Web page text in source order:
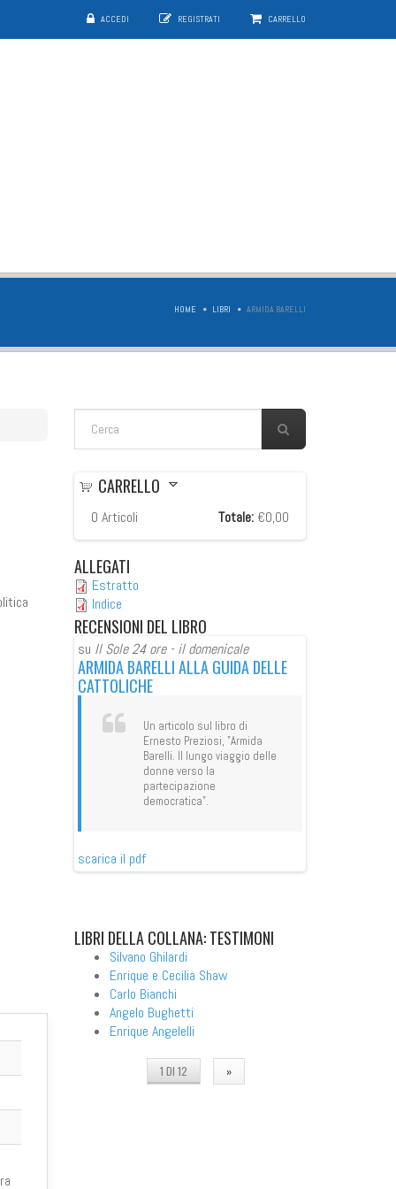
ACCEDI REGISTRATI CARRELLO
HOME LIBRI ARMIDA BARELLI
FORM DI RICERCA
CARRELLO
0 Articoli Totale: €0,00
ALLEGATI
Estratto
Indice
RECENSIONI DEL LIBRO
DELLE
di
su Il Sole 24 ore - il domenicale
ARMIDA BARELLI ALLA GUIDA DELLE
CATTOLICHE
Un articolo sul libro di
Ernesto Preziosi, "Armida
Barelli. Il lungo viaggio delle
donne verso la
partecipazione
democratica".
scarica il pdf
LIBRI DELLA COLLANA: TESTIMONI
Silvano Ghilardi
Enrique e Cecilia Shaw
Carlo Bianchi
Angelo Bughetti
Enrique Angelelli
1 DI 12 »